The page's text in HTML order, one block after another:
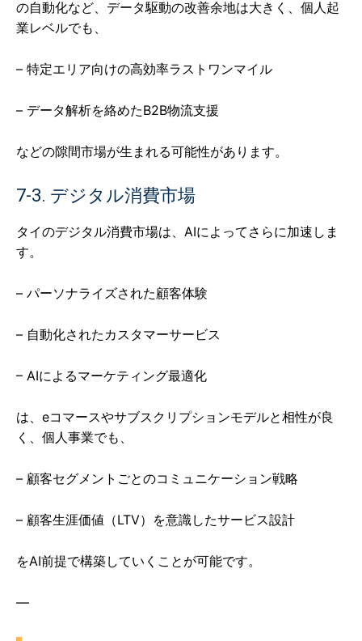
の自動化など、データ駆動の改善余地は大きく、個人起
業レベルでも、
– 特定エリア向けの高効率ラストワンマイル
– データ解析を絡めたB2B物流支援
などの隙間市場が生まれる可能性があります。
7-3. デジタル消費市場
タイのデジタル消費市場は、AIによってさらに加速しま
す。
– パーソナライズされた顧客体験
– 自動化されたカスタマーサービス
– AIによるマーケティング最適化
は、eコマースやサブスクリプションモデルと相性が良
く、個人事業でも、
– 顧客セグメントごとのコミュニケーション戦略
– 顧客生涯価値（LTV）を意識したサービス設計
をAI前提で構築していくことが可能です。
—